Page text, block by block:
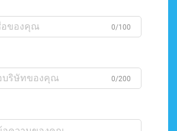
0/100
0/200